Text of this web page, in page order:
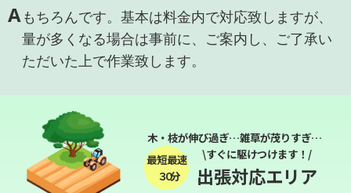
Aもちろんです。基本は料金内で対応致しますが、
量が多くなる場合は事前に、ご案内し、ご了承い
ただいた上で作業致します。
木・枝が伸び過ぎ…雑草が茂りすぎ…
最短最速
３０分
\すぐに駆けつけます！/
出張対応エリア